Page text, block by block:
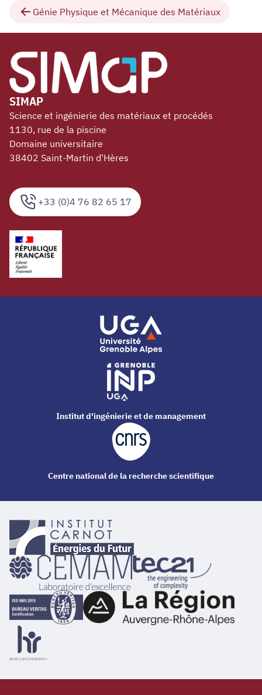
Génie Physique et Mécanique des Matériaux
+33 (0)4 76 82 65 17
SIMAP
Science et ingénierie des matériaux et procédés
1130, rue de la piscine
Domaine universitaire
38402 Saint-Martin d'Hères
Institut d'ingénierie et de management
Centre national de la recherche scientifique